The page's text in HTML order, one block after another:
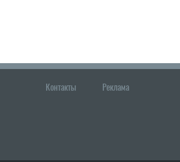
Контакты Реклама